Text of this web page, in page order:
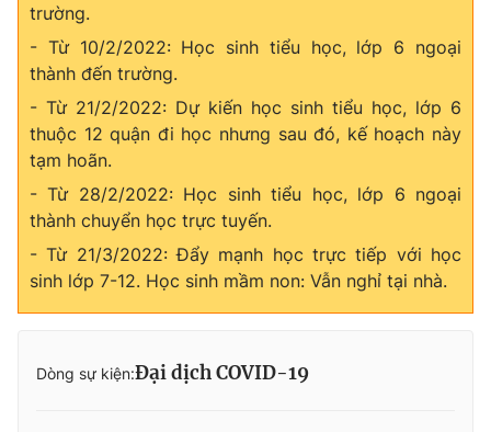
trường.
- Từ 10/2/2022: Học sinh tiểu học, lớp 6 ngoại
thành đến trường.
- Từ 21/2/2022: Dự kiến học sinh tiểu học, lớp 6
thuộc 12 quận đi học nhưng sau đó, kế hoạch này
tạm hoãn.
- Từ 28/2/2022: Học sinh tiểu học, lớp 6 ngoại
thành chuyển học trực tuyến.
- Từ 21/3/2022: Đẩy mạnh học trực tiếp với học
sinh lớp 7-12. Học sinh mầm non: Vẫn nghỉ tại nhà.
Dòng sự kiện:Đại dịch COVID-19